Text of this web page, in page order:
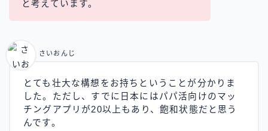
と考えています。
とても壮大な構想をお持ちということが分かりま
した。ただし、すでに日本にはパパ活向けのマッ
チングアプリが20以上もあり、飽和状態だと思う
んです。
さいおんじ